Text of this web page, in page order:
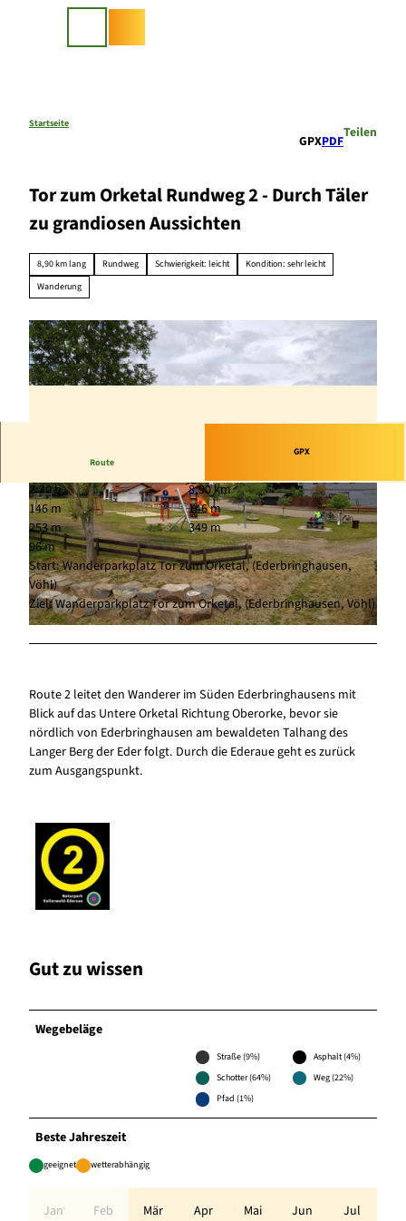
Startseite
GPXPDF
Teilen
Tor zum Orketal Rundweg 2 - Durch Täler
zu grandiosen Aussichten
8,90 km lang Rundweg Schwierigkeit: leicht
Kondition: sehr leicht
Wanderung
© Karuna Eckel, Edersee | Deine Region: wild, bunt, gesund. |CC0
Route
GPX
2:30 h
8,90 km
146 m
146 m
253 m
349 m
96 m
Start: Wanderparkplatz Tor zum Orketal, (Ederbringhausen,
Vöhl)
Ziel: Wanderparkplatz Tor zum Orketal, (Ederbringhausen, Vöhl)
Route 2 leitet den Wanderer im Süden Ederbringhausens mit
Blick auf das Untere Orketal Richtung Oberorke, bevor sie
nördlich von Ederbringhausen am bewaldeten Talhang des
Langer Berg der Eder folgt. Durch die Ederaue geht es zurück
zum Ausgangspunkt.
Gut zu wissen
Wegebeläge
Straße (9%)
Asphalt (4%)
Schotter (64%)
Weg (22%)
Pfad (1%)
Beste Jahreszeit
geeignet wetterabhängig
Jan Feb Mär Apr Mai Jun Jul